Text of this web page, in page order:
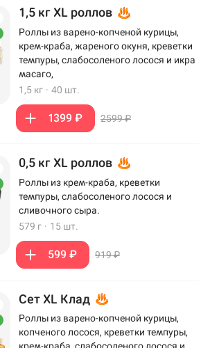
1,5 кг XL роллов
Роллы из варено-копченой курицы,
крем-краба, жареного окуня, креветки
темпуры, слабосоленого лосося и икра
масаго,
1,5 кг · 40 шт.
1399 ₽ 2599 ₽
0,5 кг XL роллов
Роллы из крем-краба, креветки
темпуры, слабосоленого лосося и
сливочного сыра.
579 г · 15 шт.
599 ₽ 919 ₽
Сет XL Клад
Роллы из варено-копченой курицы,
копченого лосося, креветки темпуры,